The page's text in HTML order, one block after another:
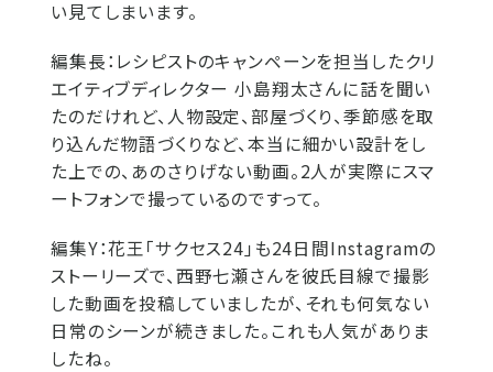
い見てしまいます。
編集長： レシピストのキャンペーンを担当したクリ
エイティブディレクター 小島翔太さんに話を聞い
たのだけれど、人物設定、部屋づくり、季節感を取
り込んだ物語づくりなど、本当に細かい設計をし
た上での、あのさりげない動画。2人が実際にスマ
ートフォンで撮っているのですって。
編集Y：花王「サクセス24」も24日間Instagramの
ストーリーズで、西野七瀬さんを彼氏目線で撮影
した動画を投稿していましたが、それも何気ない
日常のシーンが続きました。これも人気がありま
したね。